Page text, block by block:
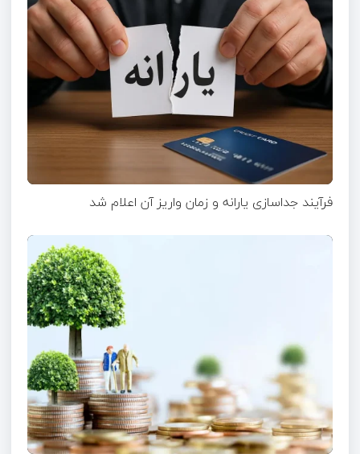
فرآیند جداسازی یارانه و زمان واریز آن اعلام شد